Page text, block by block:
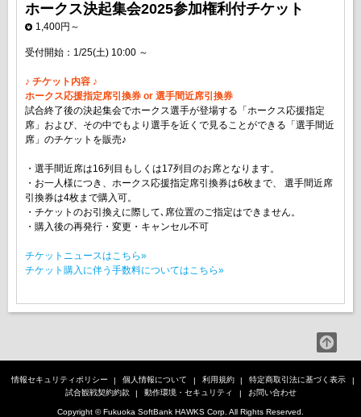
ホークス決起集会2025参加権利付チケット
1,400円～
受付開始：1/25(土) 10:00 ～
♪ チケット内容 ♪
ホークス応援指定席引換券 or 選手間近席引換券
試合終了後の決起集会でホークス選手が登場する「ホークス応援指定
席」および、その中でもより選手を近くで見ることができる「選手間近
席」のチケットを販売♪
・選手間近席は16列目もしくは17列目のお席となります。
・お一人様につき、ホークス応援指定席引換券は6枚まで、 選手間近席
引換券は4枚まで購入可。
・チケットのお引換えに際して､席位置のご指定はできません。
・購入後の再発行・変更・キャンセル不可
チケットニュースはこちら»
チケット購入に伴う手数料についてはこちら»
情報セキュリティポリシー 個人情報について 利用規約
特定商取引法に基づく表示
試合観戦契約約款
動作環境・セキュリティ お問い合わせ
Copyright © Fukuoka SoftBank HAWKS Corp. All Rights Reserved.